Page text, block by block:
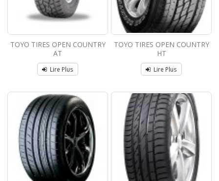
TOYO TIRES OPEN COUNTRY
AT
Lire Plus
TOYO TIRES OPEN COUNTRY
HT
Lire Plus